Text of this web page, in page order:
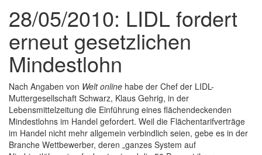
28/05/2010: LIDL fordert
erneut gesetzlichen
Mindestlohn
Nach Angaben von Welt online habe der Chef der LIDL-
Muttergesellschaft Schwarz, Klaus Gehrig, in der
Lebensmittelzeitung die Einführung eines flächendeckenden
Mindestlohns im Handel gefordert. Weil die Flächentarifverträge
im Handel nicht mehr allgemein verbindlich seien, gebe es in der
Branche Wettbewerber, deren „ganzes System auf